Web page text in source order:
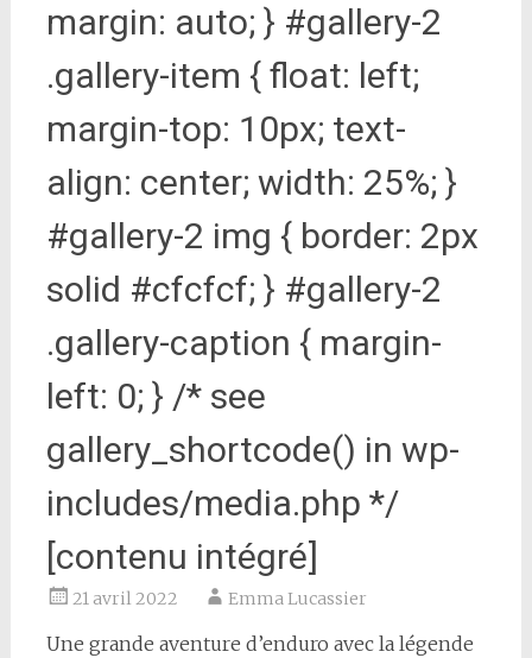
margin: auto; } #gallery-2
.gallery-item { float: left;
margin-top: 10px; text-
align: center; width: 25%; }
#gallery-2 img { border: 2px
solid #cfcfcf; } #gallery-2
.gallery-caption { margin-
left: 0; } /* see
gallery_shortcode() in wp-
includes/media.php */
[contenu intégré]
21 avril 2022 Emma Lucassier
Une grande aventure d’enduro avec la légende